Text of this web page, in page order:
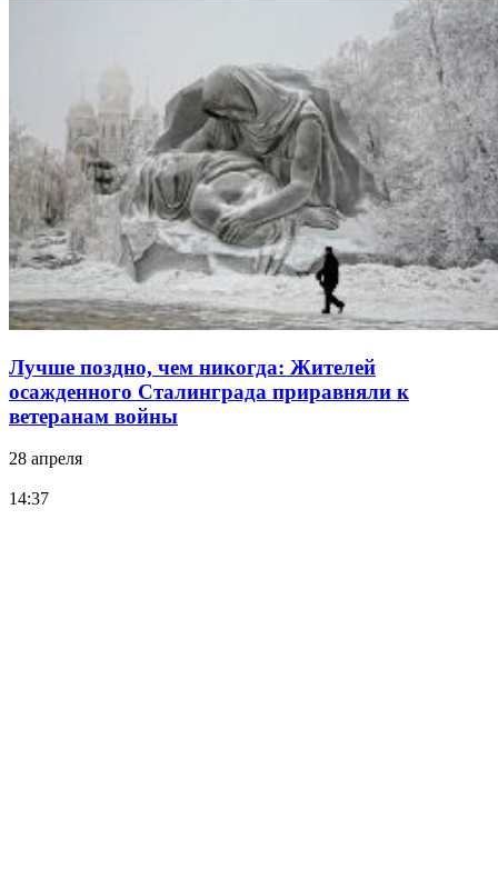
Лучше поздно, чем никогда: Жителей
осажденного Сталинграда приравняли к
ветеранам войны
28 апреля
14:37